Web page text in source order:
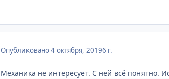
Опубликовано4 октября, 20196 г.
Механика не интересует. С ней всё понятно.